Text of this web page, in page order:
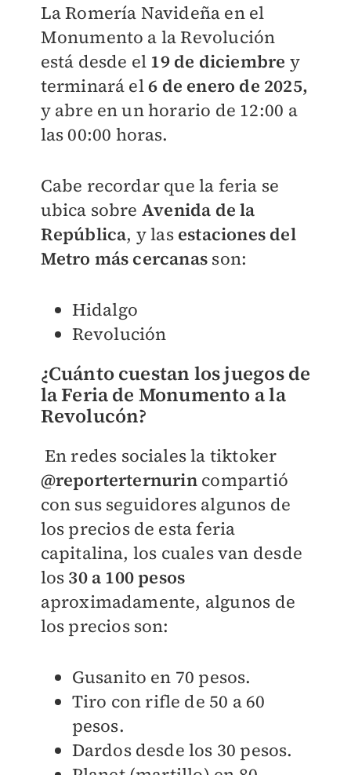
La Romería Navideña en el
Monumento a la Revolución
está desde el 19 de diciembre y
terminará el6 de enero de 2025,
y abre en un horario de 12:00 a
las 00:00 horas.
Cabe recordar que la feria se
ubica sobre Avenida de la
República, y las estaciones del
Metro más cercanas son:
Hidalgo
Revolución
¿Cuánto cuestan los juegos de
la Feria de Monumento a la
Revolucón?
En redes sociales la tiktoker
@reporterternurin compartió
con sus seguidores algunos de
los precios de esta feria
capitalina, los cuales van desde
los 30 a 100 pesos
aproximadamente, algunos de
los precios son:
Gusanito en 70 pesos.
Tiro con rifle de 50 a 60
pesos.
Dardos desde los 30 pesos.